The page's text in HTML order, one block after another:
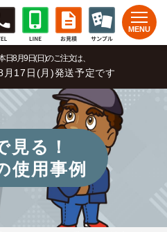
日8月9日(日)のご注文は、
月17日(月)発送予定です
見る！
使用事例